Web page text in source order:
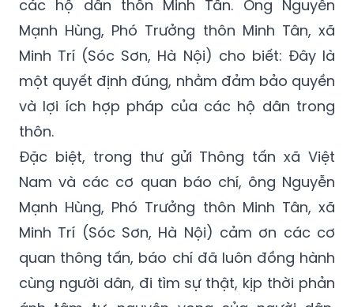
Minh Trí (Sóc Sơn, Hà Nội) cho biết: Đây là
một quyết định đúng, nhằm đảm bảo quyền
và lợi ích hợp pháp của các hộ dân trong
thôn.
Đặc biệt, trong thư gửi Thông tấn xã Việt
Nam và các cơ quan báo chí, ông Nguyễn
Mạnh Hùng, Phó Trưởng thôn Minh Tân, xã
Minh Trí (Sóc Sơn, Hà Nội) cảm ơn các cơ
quan thông tấn, báo chí đã luôn đồng hành
cùng người dân, đi tìm sự thật, kịp thời phản
ánh tâm tư, nguyện vọng của người dân,
đảm bảo thượng tôn pháp luật và quyền lợi